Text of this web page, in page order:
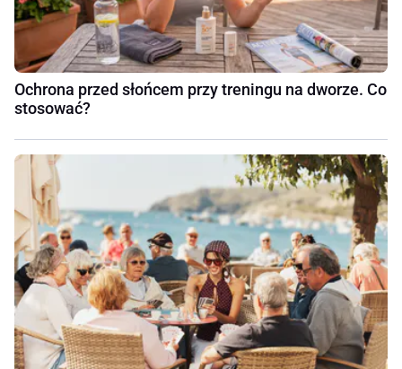
Ochrona przed słońcem przy treningu na dworze. Co
stosować?